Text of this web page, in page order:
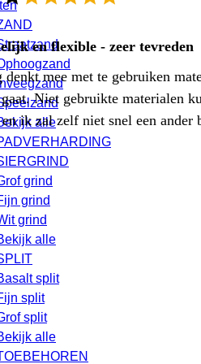
alle
grind
grind
grind
alle
split
split
split
alle
en flexible - zeer tevreden
denkt mee met te gebruiken
Niet gebruikte materialen
en ik zal zelf niet snel een